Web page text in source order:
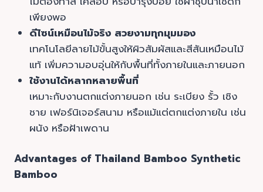
เพียงพอ
ดีไซน์เหมือนไม้จริง สวยงามทุกมุมมอง
เทคโนโลยีลายไม้ขั้นสูงให้ผิวสัมผัสและสีสันเหมือนไม้
แท้ เพิ่มความอบอุ่นให้กับพื้นที่ทั้งภายในและภายนอก
ใช้งานได้หลากหลายพื้นที่
เหมาะกับงานตกแต่งภายนอก เช่น ระเบียง รั้ว เชิง
ชาย เฟอร์นิเจอร์สนาม หรือแม้แต่ตกแต่งภายใน เช่น
ผนัง หรือฝ้าเพดาน
Advantages of Thailand Bamboo Synthetic
Bamboo